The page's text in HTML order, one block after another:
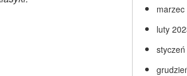
marzec
luty